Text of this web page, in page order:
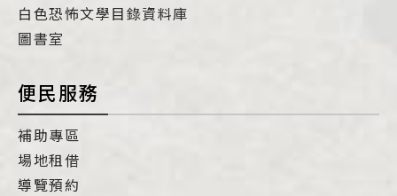
白色恐怖文學目錄資料庫
圖書室
便民服務
補助專區
場地租借
導覽預約